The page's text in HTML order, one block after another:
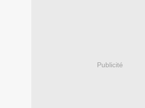
Publicité